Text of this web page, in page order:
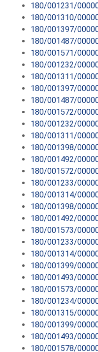
180/001231/
180/001310/
180/001397/
180/001487/
180/001571/
180/001232/
180/001311/
180/001397/
180/001487/
180/001572/
180/001232/
180/001311/
180/001398/
180/001492/
180/001572/
180/001233/
180/001314/
180/001398/
180/001492/
180/001573/
180/001233/
180/001314/
180/001399/
180/001493/
180/001573/
180/001234/
180/001315/
180/001399/
180/001493/
180/001578/